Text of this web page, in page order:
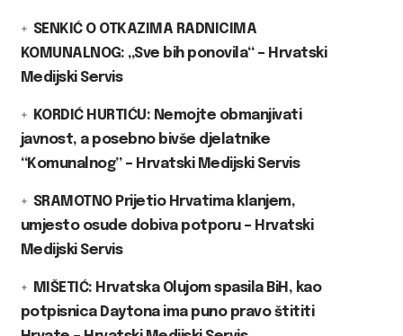
SENKIĆ O OTKAZIMA RADNICIMA
KOMUNALNOG: „Sve bih ponovila“ – Hrvatski
Medijski Servis
KORDIĆ HURTIĆU: Nemojte obmanjivati
javnost, a posebno bivše djelatnike
“Komunalnog” – Hrvatski Medijski Servis
SRAMOTNO Prijetio Hrvatima klanjem,
umjesto osude dobiva potporu – Hrvatski
Medijski Servis
MIŠETIĆ: Hrvatska Olujom spasila BiH, kao
potpisnica Daytona ima puno pravo štititi